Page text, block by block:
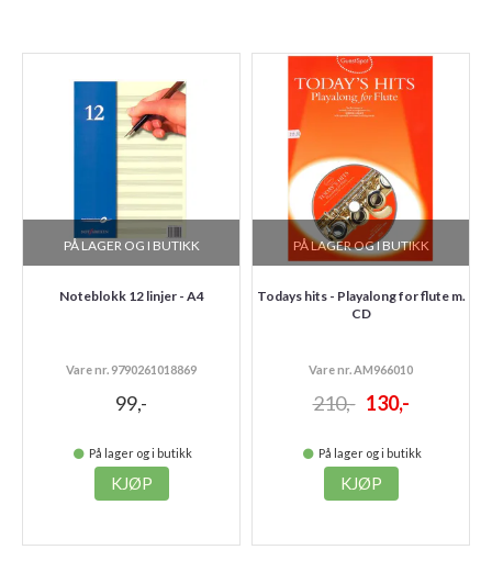
PÅ LAGER OG I BUTIKK
Noteblokk 12 linjer - A4
Vare nr. 9790261018869
99,-
På lager og i butikk
KJØP
PÅ LAGER OG I BUTIKK
Todays hits - Playalong for flute m.
CD
Vare nr. AM966010
210,- 130,-
På lager og i butikk
KJØP